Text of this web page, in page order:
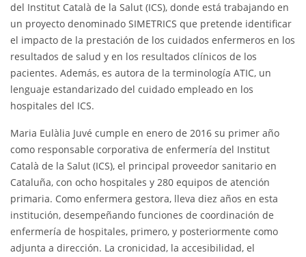
del Institut Català de la Salut (ICS), donde está trabajando en
un proyecto denominado SIMETRICS que pretende identificar
el impacto de la prestación de los cuidados enfermeros en los
resultados de salud y en los resultados clínicos de los
pacientes. Además, es autora de la terminología ATIC, un
lenguaje estandarizado del cuidado empleado en los
hospitales del ICS.
Maria Eulàlia Juvé cumple en enero de 2016 su primer año
como responsable corporativa de enfermería del Institut
Català de la Salut (ICS), el principal proveedor sanitario en
Cataluña, con ocho hospitales y 280 equipos de atención
primaria. Como enfermera gestora, lleva diez años en esta
institución, desempeñando funciones de coordinación de
enfermería de hospitales, primero, y posteriormente como
adjunta a dirección. La cronicidad, la accesibilidad, el